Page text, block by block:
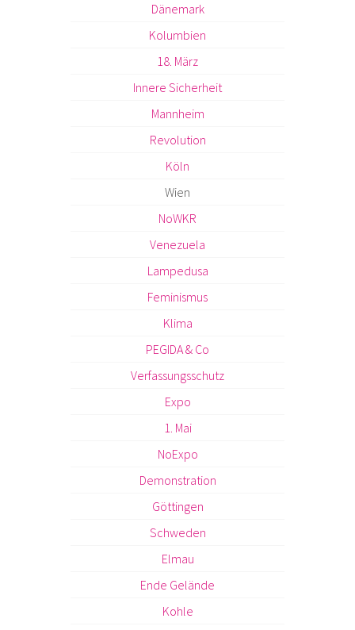
Dänemark
Kolumbien
18. März
Innere Sicherheit
Mannheim
Revolution
Köln
Wien
NoWKR
Venezuela
Lampedusa
Feminismus
Klima
PEGIDA & Co
Verfassungsschutz
Expo
1. Mai
NoExpo
Demonstration
Göttingen
Schweden
Elmau
Ende Gelände
Kohle